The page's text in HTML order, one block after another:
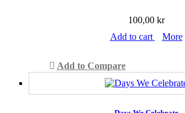
100,00 kr
Add to cart
More
Add to Compare